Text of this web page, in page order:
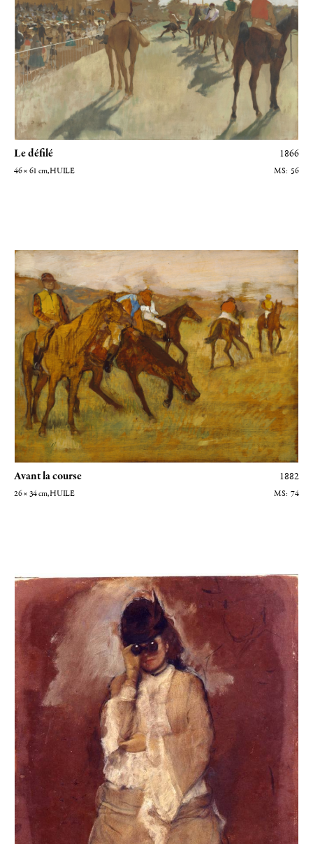
d'autres sujets tels que les baigneuses qu'illustre ce pastel Baigneuses
de la National Gallery, Washington et les courses de chevaux
commeAvant la course du Cleveland Museum of Art.
Les peintures présentent une autre facette de l'art de Degas. Il y traite
certains sujets qu'on ne retrouve pas dans ses pastels touchant par
exemple à la musique et l'Opéra comme
Le père de Degas écoutant
Pagans du Boston Museum of Fine Arts.
impressionnistes qui cherchaient d'autres valeurs.
Le défilé 1866
46 × 61 cm , HUILE 56
Avant la course
Avant la course 1882
26 × 34cm , HUILE 74
Femme regardant aux jumelles